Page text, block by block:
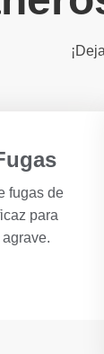
fugas de
para